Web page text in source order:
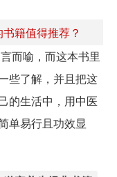
籍值得推荐？
而喻，而这本书里
些了解，并且把这
的生活中，用中医
单易行且功效显